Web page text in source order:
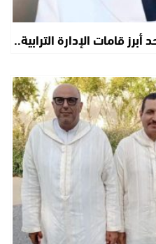
قامات الإدارة الترابية..